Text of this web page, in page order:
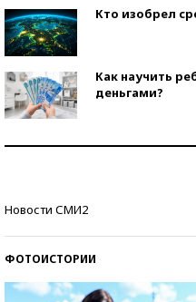
Кто изобрел
Как научить
деньгами?
Новости СМИ2
ФОТОИСТОРИИ